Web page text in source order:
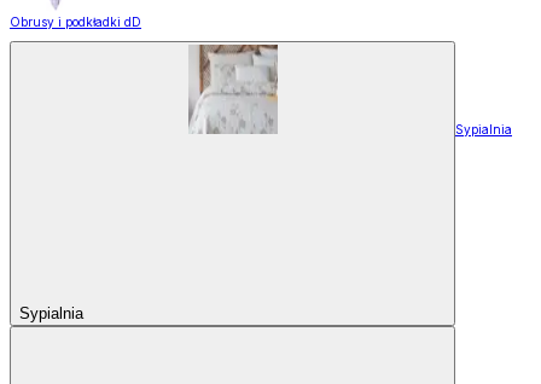
Obrusy i podkładki dD
Sypialnia
Sypialnia